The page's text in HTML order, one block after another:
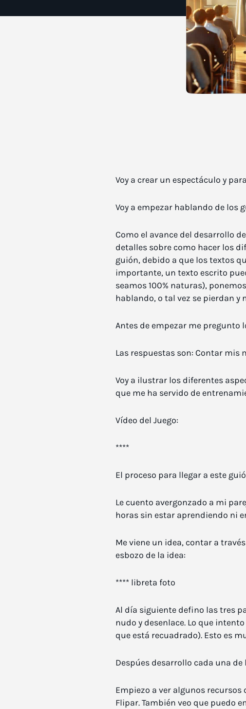
Voy a crear un espectáculo y
Voy a empezar hablando de los
Como el avance del desarrollo
detalles sobre como hacer los
guión, debido a que los textos
importante, un texto escrito
seamos 100% naturas),
hablando, o tal vez se pierdan y
Antes de empezar me pregunto
Las respuestas son: Contar mis
Voy a ilustrar los diferentes
que me ha servido de
Vídeo del Juego:
****
El proceso para llegar a este
Le cuento avergonzado a mi
horas sin estar aprendiendo ni
Me viene un idea, contar a
esbozo de la idea:
**** libreta foto
Al día siguiente defino las tres
nudo y desenlace. Lo que
que está recuadrado). Esto es
Despúes desarrollo cada una
Empiezo a ver algunos
Flipar. También veo que puedo